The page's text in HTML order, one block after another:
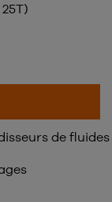
de fluides